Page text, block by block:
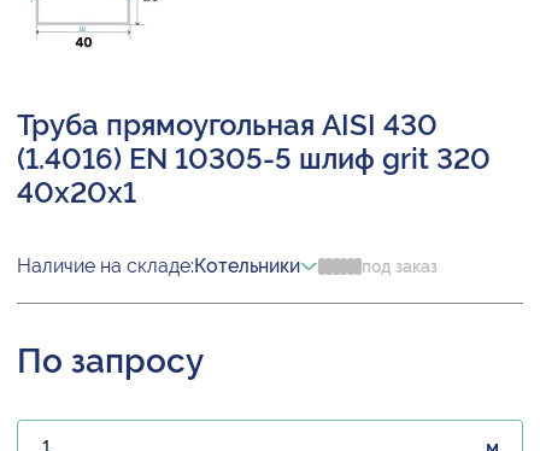
Труба прямоугольная AISI 430
(1.4016) EN 10305-5 шлиф grit 320
40х20х1
Наличие на складе:Котельники под заказ
По запросу